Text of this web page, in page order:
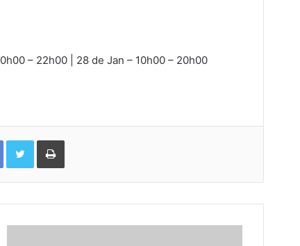
– 22h00 | 28 de Jan – 10h00 – 20h00
Facebook Twitter